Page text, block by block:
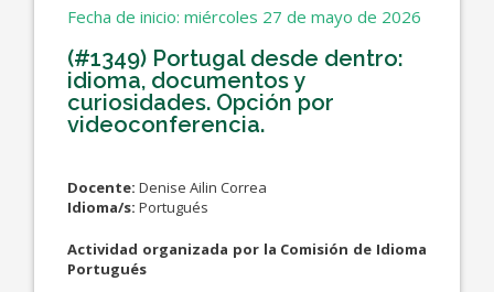
Fecha de inicio: miércoles 27 de mayo de 2026
(#1349) Portugal desde dentro:
idioma, documentos y
curiosidades. Opción por
videoconferencia.
Docente: Denise Ailin Correa
Idioma/s: Portugués
Actividad organizada por la Comisión de Idioma
Portugués